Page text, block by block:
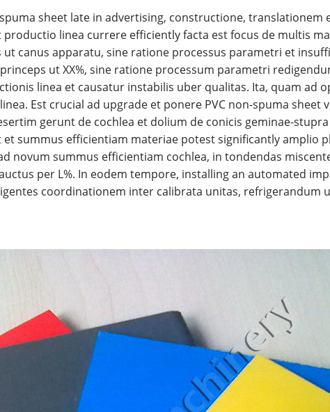
sheet late in advertising, constructione, translationem
linea currere efficiently facta est focus de multis
canus apparatu, sine ratione processus parametri et
ut XX%, sine ratione processum parametri
linea et causatur instabilis uber qualitas. Ita, quam ad
Est crucial ad upgrade et ponere PVC non-spuma sheet
gerunt de cochlea et dolium de conicis geminae-
summus efficientiam materiae potest significantly amplio
novum summus efficientiam cochlea, in tondendas
per L%. In eodem tempore, installing an automated
coordinationem inter calibrata unitas, refrigerandum